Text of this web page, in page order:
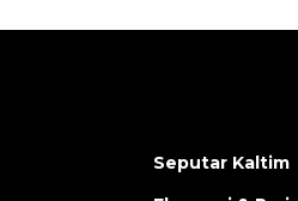
Seputar Kaltim